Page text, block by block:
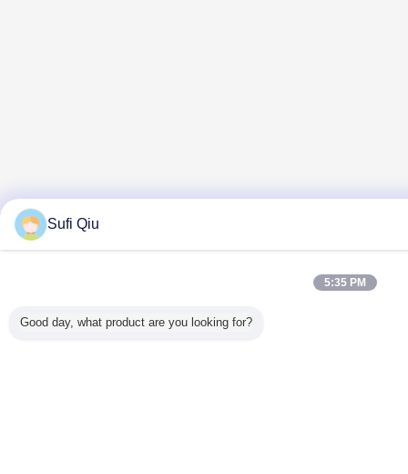
Sufi Qiu
5:35 PM
Good day, what product are you looking for?